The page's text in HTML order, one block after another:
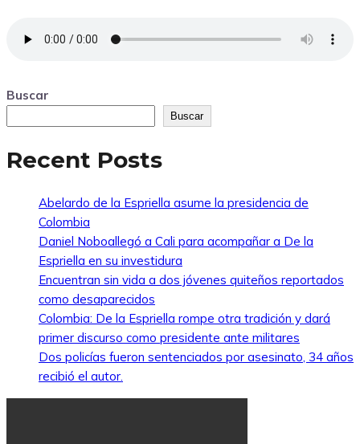
Buscar
Buscar
Recent Posts
Abelardo de la Espriella asume la presidencia de
Colombia
Daniel Noboallegó a Cali para acompañar a De la
Espriella en su investidura
Encuentran sin vida a dos jóvenes quiteños reportados
como desaparecidos
Colombia: De la Espriella rompe otra tradición y dará
primer discurso como presidente ante militares
Dos policías fueron sentenciados por asesinato, 34 años
recibió el autor.